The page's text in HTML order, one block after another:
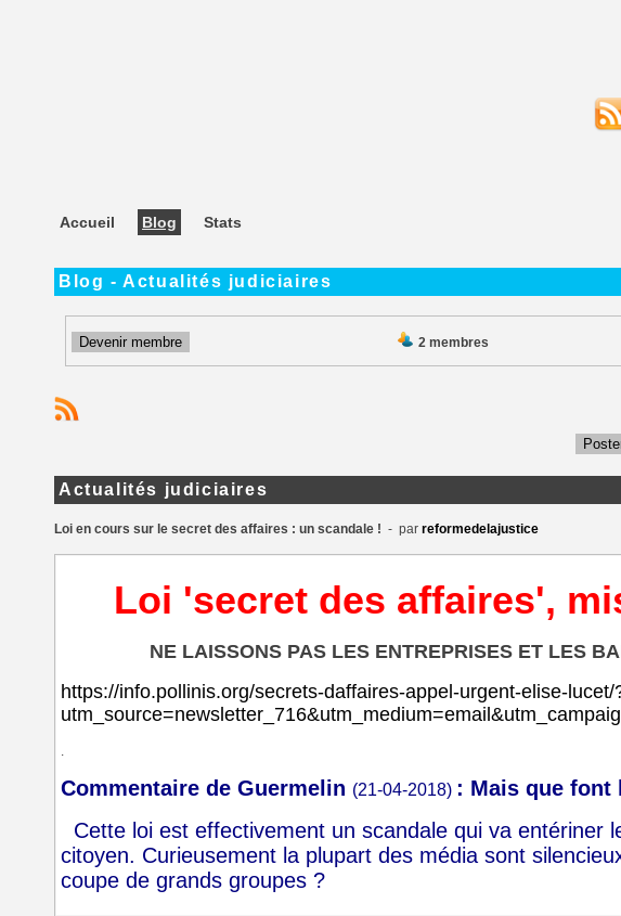
Accueil Blog Stats
Blog - Actualités judiciaires
Devenir membre 2 membres
Actualités judiciaires
Loi en cours sur le secret des affaires : un scandale ! - par reformedelajustice
Loi 'secret des affaires', m
NE LAISSONS PAS LES ENTREPRISES ET LES
https://info.pollinis.org/secrets-daffaires-appel-urgent-elise-lucet/
.
Commentaire de Guermelin (21-04-2018) : Mais que font
Cette loi est effectivement un scandale qui va entériner
citoyen. Curieusement la plupart des média sont
coupe de grands groupes ?